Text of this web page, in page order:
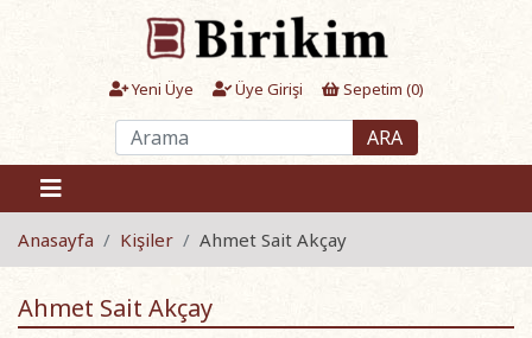
Yeni Üye Üye Girişi Sepetim (0)
ARA
Anasayfa Kişiler Ahmet Sait Akçay
Ahmet Sait Akçay